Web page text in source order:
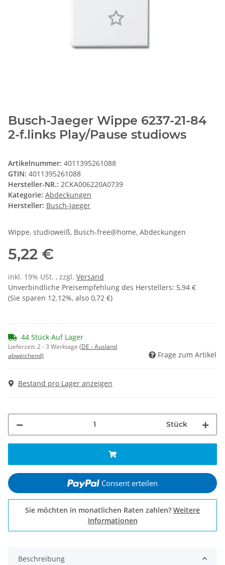
Busch-Jaeger Wippe 6237-21-84
2-f.links Play/Pause studiows
Artikelnummer: 4011395261088
GTIN: 4011395261088
Hersteller-NR.: 2CKA006220A0739
Kategorie: Abdeckungen
Hersteller: Busch-Jaeger
Wippe, studioweiß, Busch-free@home, Abdeckungen
5,22 €
inkl. 19% USt. , zzgl. Versand
Unverbindliche Preisempfehlung des Herstellers: 5,94 €
(Sie sparen 12.12%, also 0,72 €)
44 Stück Auf Lager
Lieferzeit:2 - 3 Werktage (DE - Ausland
abweichend)
Frage zum Artikel
Bestand pro Lager anzeigen
Stück
Consent erteilen
Sie möchten in monatlichen Raten zahlen? Weitere
Informationen
Beschreibung